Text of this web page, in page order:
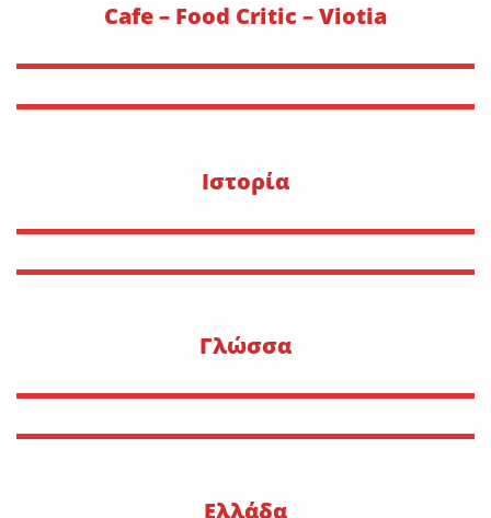
Cafe – Food Critic – Viotia
Ιστορία
Γλώσσα
Ελλάδα